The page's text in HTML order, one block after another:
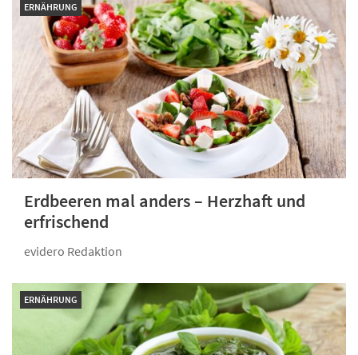
ERNÄHRUNG
Erdbeeren mal anders – Herzhaft und
erfrischend
evidero Redaktion
ERNÄHRUNG